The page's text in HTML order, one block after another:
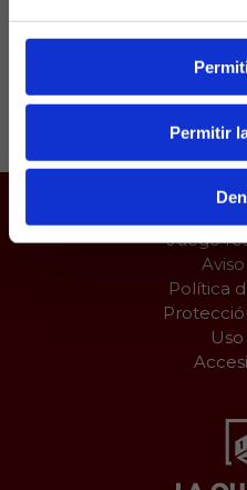
Permitir
Compartir:
Juego
Política